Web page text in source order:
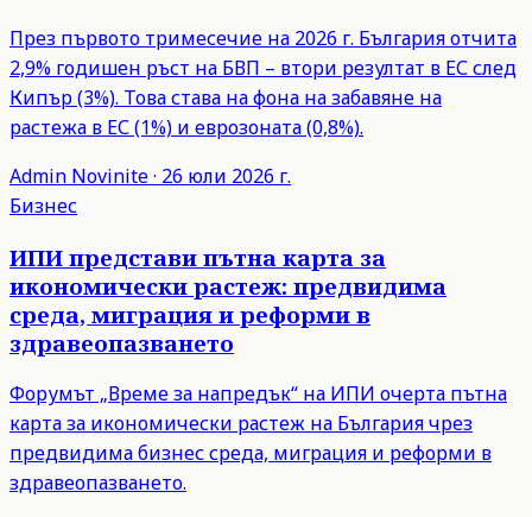
През първото тримесечие на 2026 г. България отчита
2,9% годишен ръст на БВП – втори резултат в ЕС след
Кипър (3%). Това става на фона на забавяне на
растежа в ЕС (1%) и еврозоната (0,8%).
Admin Novinite· 26 юли 2026 г.
Бизнес
ИПИ представи пътна карта за
икономически растеж: предвидима
среда, миграция и реформи в
здравеопазването
Форумът „Време за напредък“ на ИПИ очерта пътна
карта за икономически растеж на България чрез
предвидима бизнес среда, миграция и реформи в
здравеопазването.